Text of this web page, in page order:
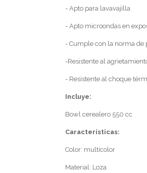
- Apto para lavavajilla
- Apto microondas en
- Cumple con la norma de
-Resistente al
- Resistente al choque
Incluye:
Bowl cerealero 550 cc
Características:
Color: multicolor
Material: Loza